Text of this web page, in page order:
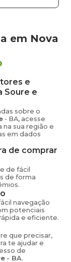
em Nova
e
Soure e
sobre o
- BA, acesse
sua região e
em dados
de comprar
de fácil
de forma
navegação
potenciais
e eficiente.
que precisar,
te ajudar e
de
- BA.